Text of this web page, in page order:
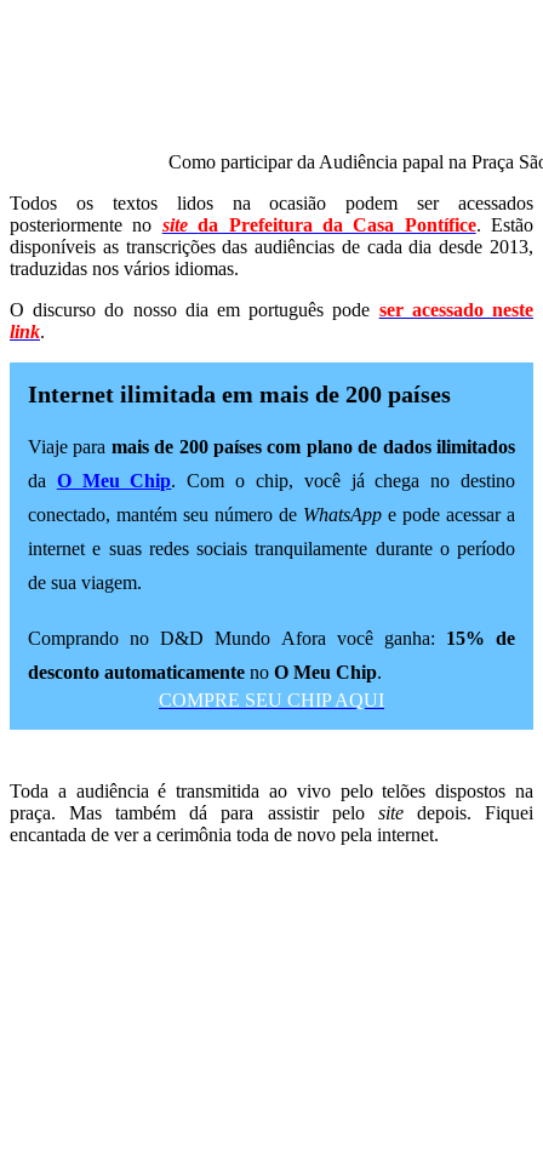
Como participar da Audiência papal na Praça
Todos os textos lidos na ocasião podem ser acessados
posteriormente no siteda Prefeitura da Casa Pontífice. Estão
disponíveis as transcrições das audiências de cada dia desde 2013,
traduzidas nos vários idiomas.
O discurso do nosso dia em português pode ser acessado neste
link.
Internet ilimitada em mais de 200 países
Viaje para mais de 200 países com plano de dados ilimitados
da O Meu Chip. Com o chip, você já chega no destino
conectado, mantém seu número de WhatsApp e pode acessar a
internet e suas redes sociais tranquilamente durante o período
de sua viagem.
Comprando no D&D Mundo Afora você ganha: 15% de
desconto automaticamente no O Meu Chip.
COMPRE SEU CHIP AQUI
Toda a audiência é transmitida ao vivo pelo telões dispostos na
praça. Mas também dá para assistir pelo site depois. Fiquei
encantada de ver a cerimônia toda de novo pela internet.